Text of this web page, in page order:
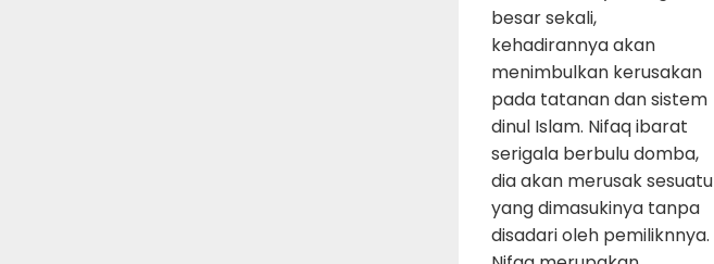
besar sekali,
kehadirannya akan
menimbulkan kerusakan
pada tatanan dan sistem
dinul Islam. Nifaq ibarat
serigala berbulu domba,
dia akan merusak sesuatu
yang dimasukinya tanpa
disadari oleh pemiliknnya.